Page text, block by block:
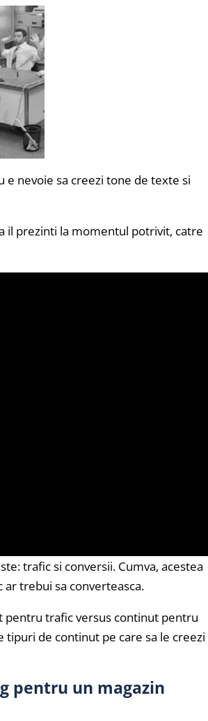
e nevoie sa creezi tone de texte si
il prezinti la momentul potrivit, catre
trafic si conversii. Cumva, acestea
trebui sa converteasca.
pentru trafic versus continut pentru
tipuri de continut pe care sa le creezi
pentru un magazin